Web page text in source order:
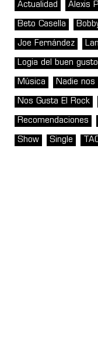
Actualidad Alexis
Beto Casella
Joe Fernández
Logia del buen gusto
Música Nadie nos
Nos Gusta El Rock
Recomendaciones
Show Single